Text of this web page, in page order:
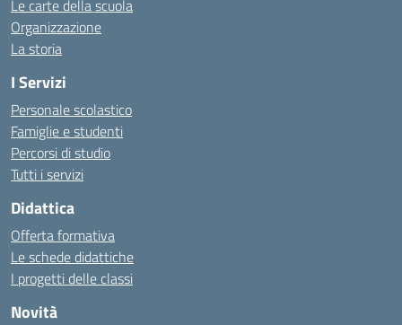
Le carte della scuola
Organizzazione
La storia
I Servizi
Personale scolastico
Famiglie e studenti
Percorsi di studio
Tutti i servizi
Didattica
Offerta formativa
Le schede didattiche
I progetti delle classi
Novità